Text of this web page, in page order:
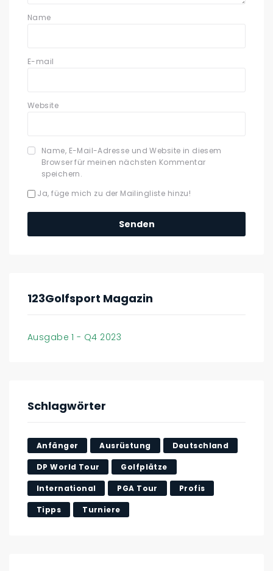
Name
E-mail
Website
Name, E-Mail-Adresse und Website in diesem
Browser für meinen nächsten Kommentar
speichern.
Ja, füge mich zu der Mailingliste hinzu!
123Golfsport Magazin
Ausgabe 1 - Q4 2023
Schlagwörter
Anfänger Ausrüstung Deutschland
DP World Tour Golfplätze
International PGA Tour Profis
Tipps Turniere